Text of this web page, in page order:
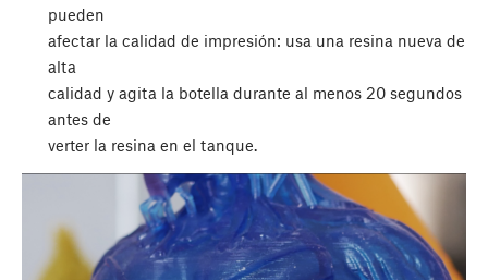
pueden
afectar la calidad de impresión: usa una resina nueva de
alta
calidad y agita la botella durante al menos 20 segundos
antes de
verter la resina en el tanque.